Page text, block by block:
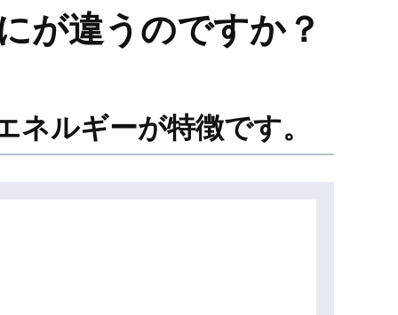
が違うのですか？
ルギーが特徴です。